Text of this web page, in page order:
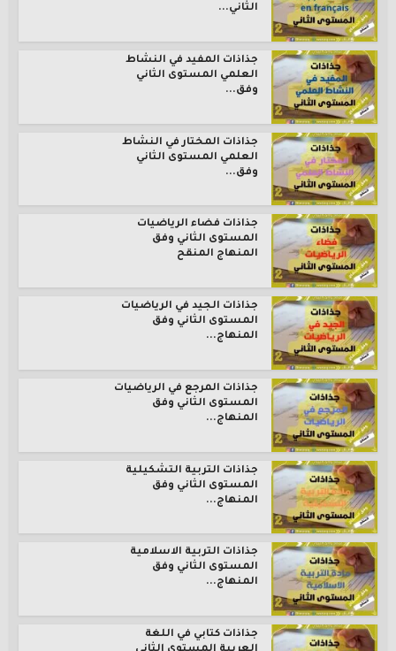
الثاني...
جذاذات المفيد في النشاط
العلمي المستوى الثاني
وفق...
جذاذات المختار في النشاط
العلمي المستوى الثاني
وفق...
جذاذات فضاء الرياضيات
المستوى الثاني وفق
المنهاج المنقح
جذاذات الجيد في الرياضيات
المستوى الثاني وفق
المنهاج...
جذاذات المرجع في الرياضيات
المستوى الثاني وفق
المنهاج...
جذاذات التربية التشكيلية
المستوى الثاني وفق
المنهاج...
جذاذات التربية الاسلامية
المستوى الثاني وفق
المنهاج...
جذاذات كتابي في اللغة